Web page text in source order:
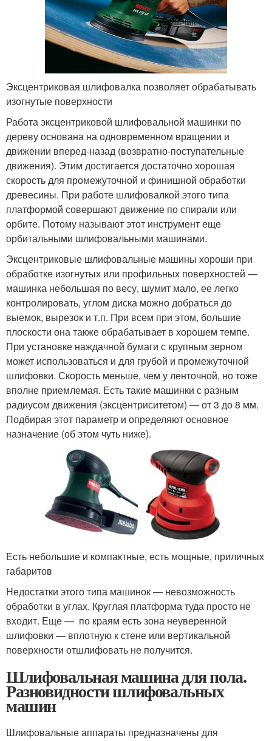
Эксцентриковая шлифовалка позволяет обрабатывать
изогнутые поверхности
Работа эксцентриковой шлифовальной машинки по
дереву основана на одновременном вращении и
движении вперед-назад (возвратно-поступательные
движения). Этим достигается достаточно хорошая
скорость для промежуточной и финишной обработки
древесины. При работе шлифовалкой этого типа
платформой совершают движение по спирали или
орбите. Потому называют этот инструмент еще
орбитальными шлифовальными машинами.
Эксцентриковые шлифовальные машины хороши при
обработке изогнутых или профильных поверхностей —
машинка небольшая по весу, шумит мало, ее легко
контролировать, углом диска можно добраться до
выемок, вырезок и т.п. При всем при этом, большие
плоскости она также обрабатывает в хорошем темпе.
При установке наждачной бумаги с крупным зерном
может использоваться и для грубой и промежуточной
шлифовки. Скорость меньше, чем у ленточной, но тоже
вполне приемлемая. Есть такие машинки с разным
радиусом движения (эксцентриситетом) — от 3 до 8 мм.
Подбирая этот параметр и определяют основное
назначение (об этом чуть ниже).
Есть небольшие и компактные, есть мощные, приличных
габаритов
Недостатки этого типа машинок — невозможность
обработки в углах. Круглая платформа туда просто не
входит. Еще — по краям есть зона неуверенной
шлифовки — вплотную к стене или вертикальной
поверхности отшлифовать не получится.
Шлифовальная машина для пола.
Разновидности шлифовальных
машин
Шлифовальные аппараты предназначены для